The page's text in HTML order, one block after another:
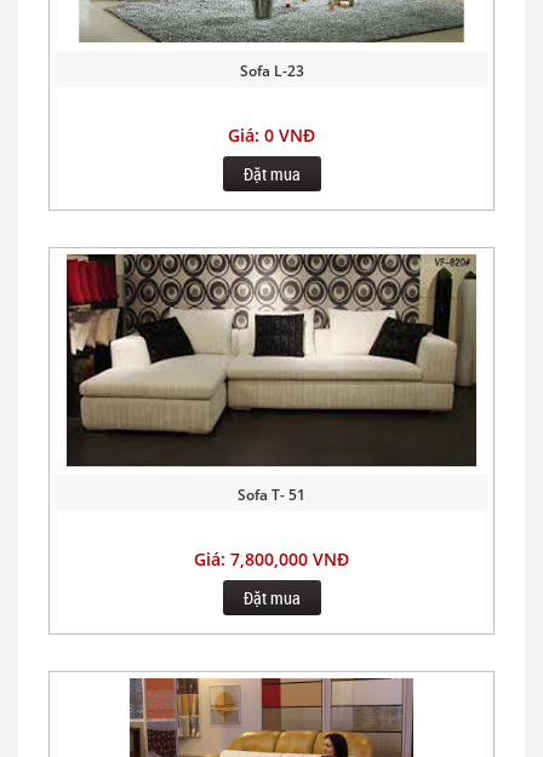
Sofa L-23
Giá: 0 VNĐ
Đặt mua
Sofa T- 51
Giá: 7,800,000 VNĐ
Đặt mua